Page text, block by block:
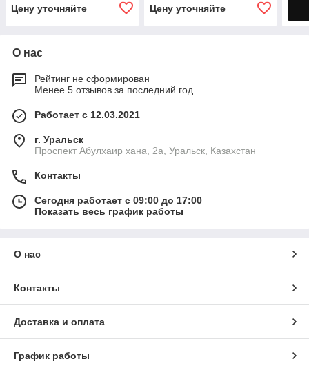
Цену уточняйте Цену уточняйте
О нас
Рейтинг не сформирован
Менее 5 отзывов за последний год
Работает с 12.03.2021
г. Уральск
Проспект Абулхаир хана, 2а, Уральск, Казахстан
Контакты
Сегодня работает с 09:00 до 17:00
Показать весь график работы
О нас
Контакты
Доставка и оплата
График работы